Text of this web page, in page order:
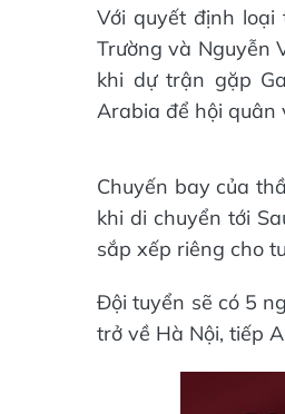
Với quyết định
Trường và Nguyễn
khi dự trận gặp
Arabia để hội quân
Chuyến bay của
khi di chuyển tới
sắp xếp riêng cho
Đội tuyển sẽ có 5
trở về Hà Nội, tiếp